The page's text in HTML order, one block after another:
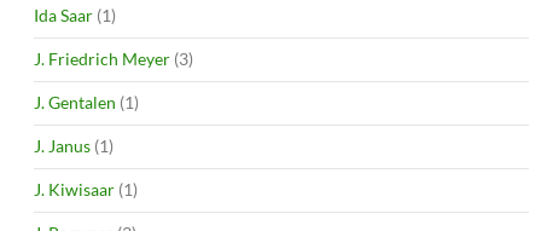
Ida Saar (1)
J. Friedrich Meyer (3)
J. Gentalen (1)
J. Janus (1)
J. Kiwisaar (1)